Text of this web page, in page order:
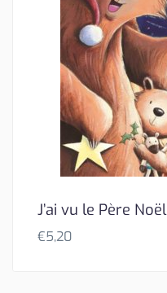
J’ai vu le Père Noël
€5,20